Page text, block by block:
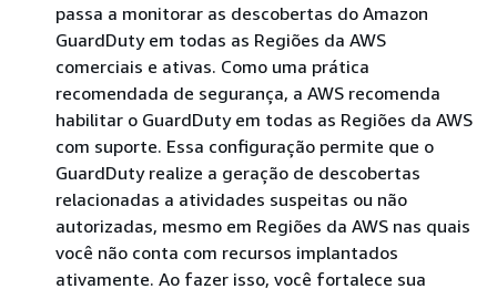
passa a monitorar as descobertas do Amazon
GuardDuty em todas as Regiões da AWS
comerciais e ativas. Como uma prática
recomendada de segurança, a AWS recomenda
habilitar o GuardDuty em todas as Regiões da AWS
com suporte. Essa configuração permite que o
GuardDuty realize a geração de descobertas
relacionadas a atividades suspeitas ou não
autorizadas, mesmo em Regiões da AWS nas quais
você não conta com recursos implantados
ativamente. Ao fazer isso, você fortalece sua